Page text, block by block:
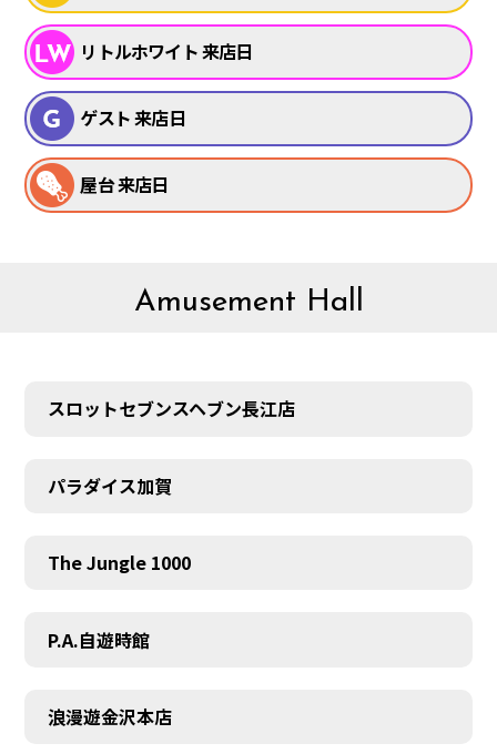
リトルホワイト 来店日
ゲスト 来店日
屋台 来店日
Amusement Hall
スロットセブンスヘブン長江店
パラダイス加賀
The Jungle 1000
P.A.自遊時館
浪漫遊金沢本店